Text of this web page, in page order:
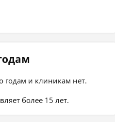
годам и клиникам нет.
более 15 лет.